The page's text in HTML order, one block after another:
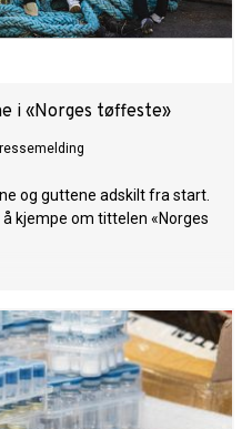
i «Norges tøffeste»
og guttene adskilt fra start.
kjempe om tittelen «Norges